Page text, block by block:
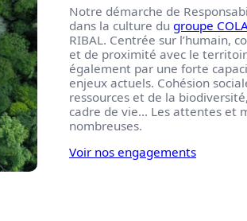
Notre démarche de
dans la culture du groupe
RIBAL. Centrée sur l’humain,
et de proximité avec le
également par une forte
enjeux actuels. Cohésion
ressources et de la
cadre de vie… Les attentes et
nombreuses.
Voir nos engagements